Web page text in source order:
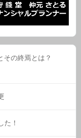
その終焉とは？
た！